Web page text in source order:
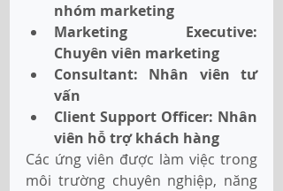
nhóm marketing
Marketing Executive:
Chuyên viên marketing
Consultant: Nhân viên tư
vấn
Client Support Officer: Nhân
viên hỗ trợ khách hàng
Các ứng viên được làm việc trong
môi trường chuyên nghiệp, năng